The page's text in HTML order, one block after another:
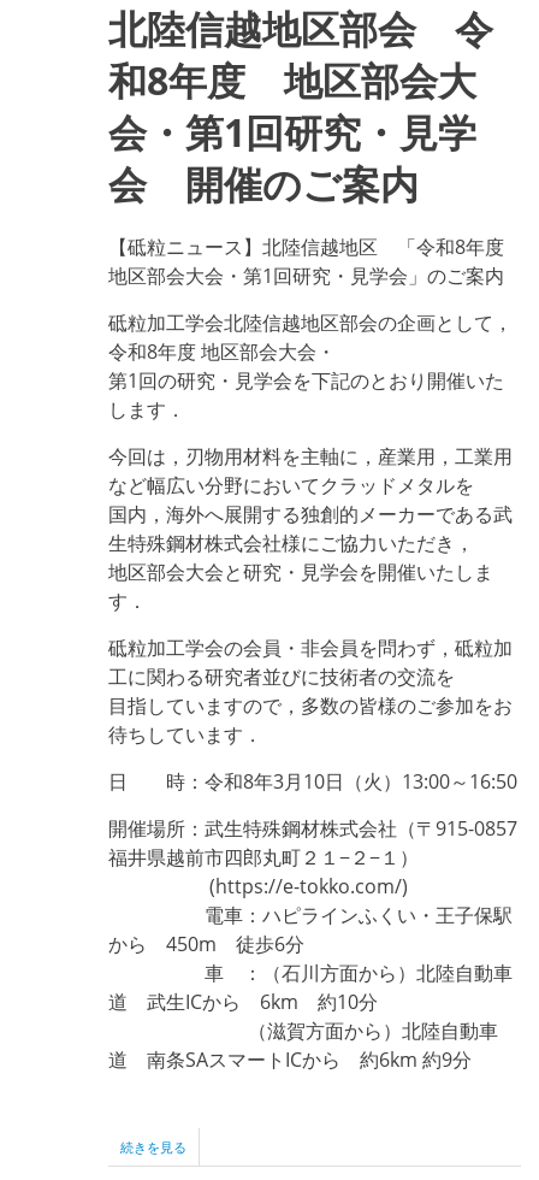
形
精
密
加
工
工
具
の
開
発
関
す
る
専
門
委
員
会』
第
59
回
研
究
会
の
ご
の
北陸信越地区部会 令
和8年度 地区部会大
会・第1回研究・見学
会 開催のご案内
【砥粒ニュース】北陸信越地区 「令和8年度
地区部会大会・第1回研究・見学会」のご案内
砥粒加工学会北陸信越地区部会の企画として，
令和8年度 地区部会大会・
第1回の研究・見学会を下記のとおり開催いた
します．
今回は，刃物用材料を主軸に，産業用，工業用
など幅広い分野においてクラッドメタルを
国内，海外へ展開する独創的メーカーである武
生特殊鋼材株式会社様にご協力いただき，
地区部会大会と研究・見学会を開催いたしま
す．
砥粒加工学会の会員・非会員を問わず，砥粒加
工に関わる研究者並びに技術者の交流を
目指していますので，多数の皆様のご参加をお
待ちしています．
日 時：令和8年3月10日（火）13:00～16:50
開催場所：武生特殊鋼材株式会社（〒915-0857
福井県越前市四郎丸町２１−２−１）
(https://e-tokko.com/)
電車：ハピラインふくい・王子保駅
から 450m 徒歩6分
車 ：（石川方面から）北陸自動車
道 武生ICから 6km 約10分
（滋賀方面から）北陸自動車
道 南条SAスマートICから 約6km 約9分
北
陸
続きを見る